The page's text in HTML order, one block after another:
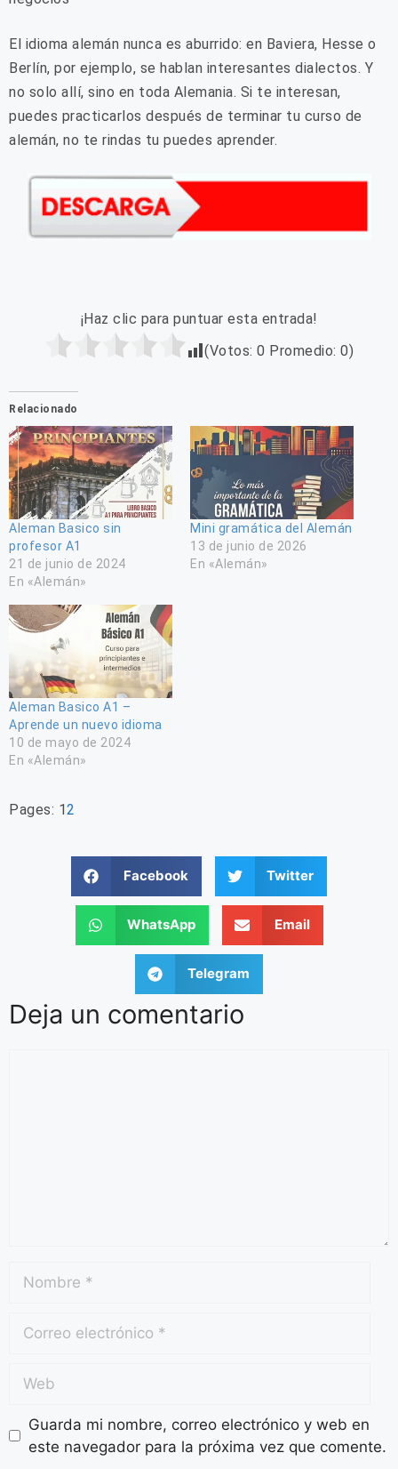
El idioma alemán nunca es aburrido: en Baviera, Hesse o
Berlín, por ejemplo, se hablan interesantes dialectos. Y
no solo allí, sino en toda Alemania. Si te interesan,
puedes practicarlos después de terminar tu curso de
alemán, no te rindas tu puedes aprender.
¡Haz clic para puntuar esta entrada!
(Votos: 0 Promedio: 0)
Relacionado
Aleman Basico sin
profesor A1
21 de junio de 2024
En «Alemán»
Mini gramática del Alemán
13 de junio de 2026
En «Alemán»
Aleman Basico A1 –
Aprende un nuevo idioma
10 de mayo de 2024
En «Alemán»
Pages: 12
Facebook Twitter
WhatsApp Email
Telegram
Deja un comentario
Guarda mi nombre, correo electrónico y web en
este navegador para la próxima vez que comente.